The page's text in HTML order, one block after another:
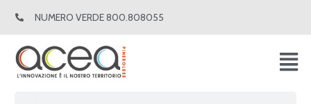
NUMERO VERDE 800.808055